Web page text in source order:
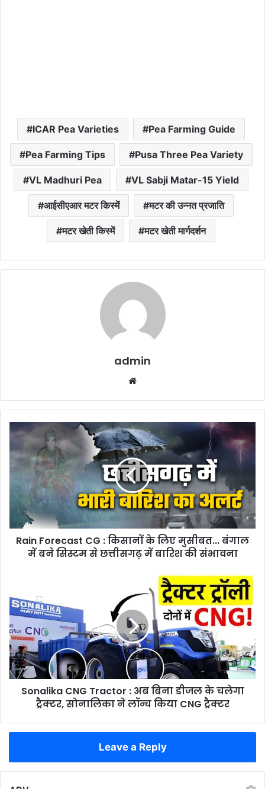
ICAR Pea Varieties Pea Farming Guide
Pea Farming Tips Pusa Three Pea Variety
VL Madhuri Pea VL Sabji Matar-15 Yield
आईसीएआर मटर किस्में मटर की उन्नत प्रजाति
मटर खेती किस्में मटर खेती मार्गदर्शन
admin
Rain
CG
मुसीबत...
बंगाल
में
बारिश
की
संभावना
Rain Forecast CG : किसानों के लिए मुसीबत... बंगाल
में बने सिस्टम से छत्तीसगढ़ में बारिश की संभावना
Tractor
:
अब
बिना
डीजल
के
चलेगा
ट्रैक्टर,
सोनालिका
ट्रैक्टर
Sonalika CNG Tractor : अब बिना डीजल के चलेगा
ट्रैक्टर, सोनालिका ने लॉन्च किया CNG ट्रैक्टर
Leave a Reply